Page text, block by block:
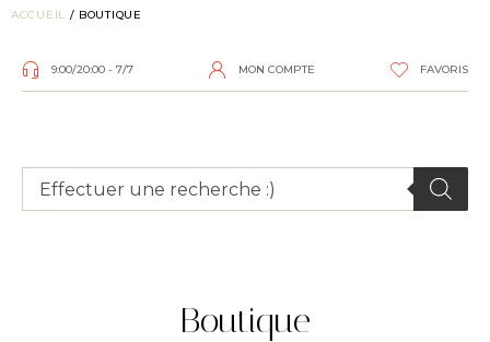
ACCUEIL / BOUTIQUE
9:00/20:00 - 7/7 MON COMPTE FAVORIS
Boutique